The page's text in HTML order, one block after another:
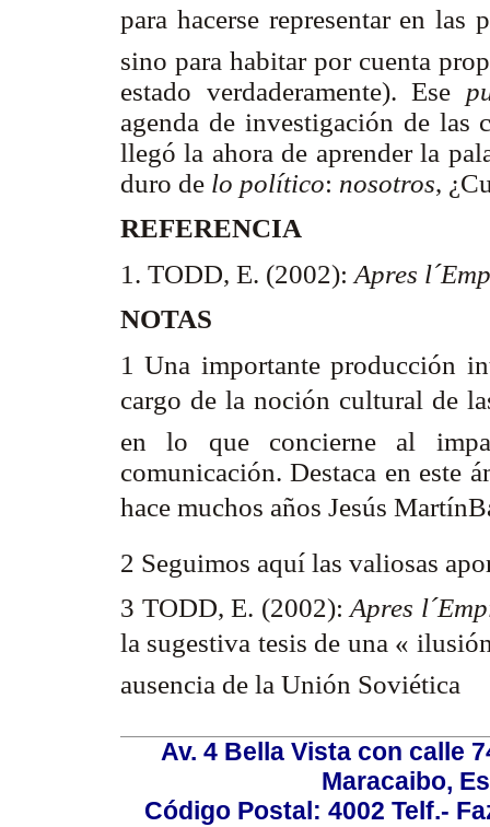
para hacerse representar en
sino para habitar por cuenta
estado verdaderamente). Ese
agenda de investigación de las
llegó la ahora de aprender la
duro de lo político: nosotros,
REFERENCIA
1. TODD, E. (2002): Apres
NOTAS
1 Una importante producción
cargo de la noción cultural de
en lo que concierne al
comunicación. Destaca en este
hace muchos años Jesús
2 Seguimos aquí las valiosas
3 TODD, E. (2002): Apres
la sugestiva tesis de una «
ausencia de la Unión Soviética
Av. 4 Bella Vista con calle
Maracaibo,
Código Postal: 4002 Telf.-